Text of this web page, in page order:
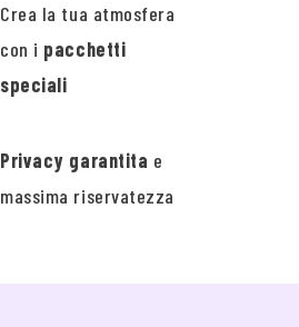
Crea la tua atmosfera
con i pacchetti
speciali
Privacy garantita e
massima riservatezza